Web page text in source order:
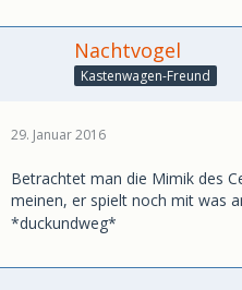
Nachtvogel
Kastenwagen-Freund
29. Januar 2016
Betrachtet man die Mimik des
meinen, er spielt noch mit was
*duckundweg*